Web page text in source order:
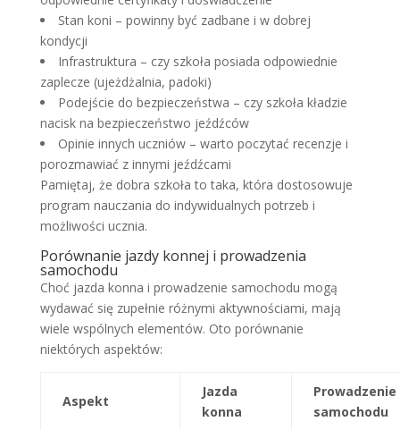
Stan koni – powinny być zadbane i w dobrej
kondycji
Infrastruktura – czy szkoła posiada odpowiednie
zaplecze (ujeżdżalnia, padoki)
Podejście do bezpieczeństwa – czy szkoła kładzie
nacisk na bezpieczeństwo jeźdźców
Opinie innych uczniów – warto poczytać recenzje i
porozmawiać z innymi jeźdźcami
Pamiętaj, że dobra szkoła to taka, która dostosowuje
program nauczania do indywidualnych potrzeb i
możliwości ucznia.
Porównanie jazdy konnej i prowadzenia
samochodu
Choć jazda konna i prowadzenie samochodu mogą
wydawać się zupełnie różnymi aktywnościami, mają
wiele wspólnych elementów. Oto porównanie
niektórych aspektów:
Aspekt
Jazda
konna
Prowadzenie
samochodu